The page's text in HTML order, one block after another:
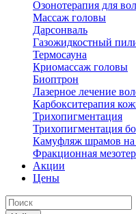
Озонотерапия для
Массаж головы
Дарсонваль
Газожидкостный
Термосауна
Криомассаж головы
Биоптрон
Лазерное лечение
Карбокситерапия
Трихопигментация
Трихопигментация
Камуфляж шрамов на
Фракционная
Акции
Цены